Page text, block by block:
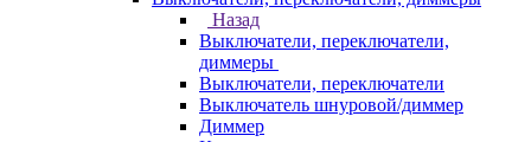
Назад
Выключатели, переключатели,
диммеры
Выключатели, переключатели
Выключатель шнуровой/диммер
Диммер